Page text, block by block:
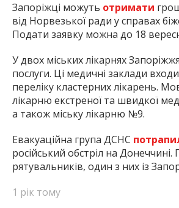
Запоріжці можуть отримати
від Норвезької ради у справах
Подати заявку можна до 18
У двох міських лікарнях Запоріжжя
послуги. Ці медичні заклади
переліку кластерних лікарень.
лікарню екстреної та швидкої
а також міську лікарню №9.
Евакуаційна група ДСНС
російський обстріл на
рятувальників, один з них із
1 рік тому